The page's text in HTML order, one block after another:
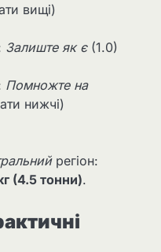
вищі)
Залиште як є(1.0)
Помножте на
нижчі)
регіон:
(4.5 тонни).